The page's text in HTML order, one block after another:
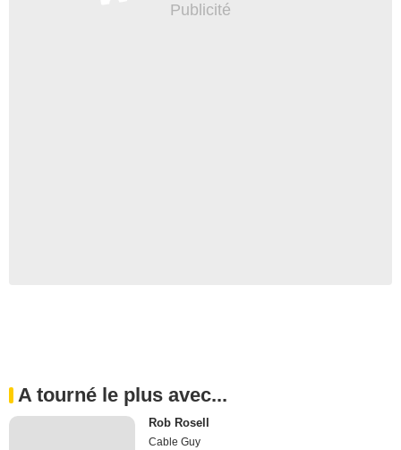
A tourné le plus avec...
Rob Rosell
Cable Guy